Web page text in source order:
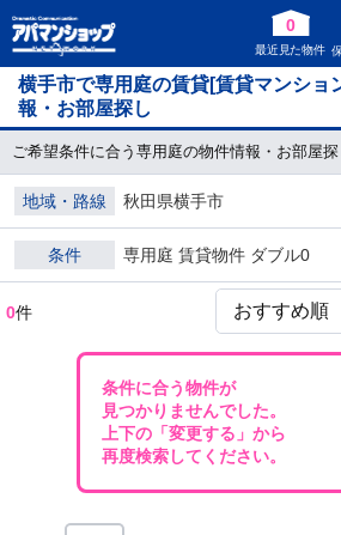
0
最近見た物件
横手市で専用庭の賃貸[賃貸マンショ
報・お部屋探し
ご希望条件に合う専用庭の物件情報・お部屋探
地域・路線 秋田県横手市
条件 専用庭 賃貸物件 ダブル0
0件
条件に合う物件が
見つかりませんでした。
上下の「変更する」から
再度検索してください。